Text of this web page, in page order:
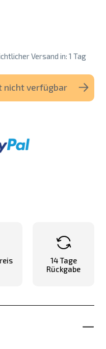
Versand in: 1 Tag
nicht verfügbar
14 Tage
Rückgabe